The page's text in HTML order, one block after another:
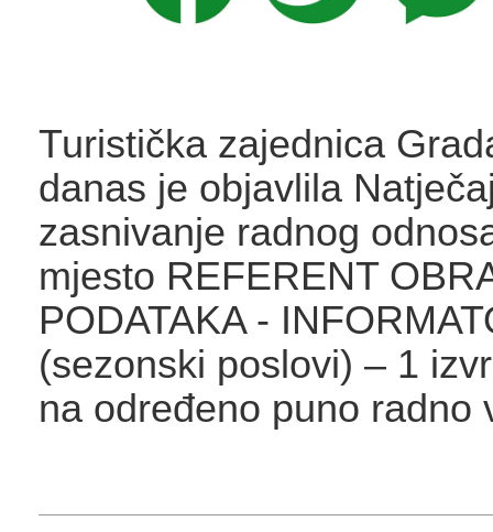
Turistička zajednica
danas je objavlila
zasnivanje radnog
mjesto REFERENT
PODATAKA -
(sezonski poslovi) – 1
na određeno puno radno